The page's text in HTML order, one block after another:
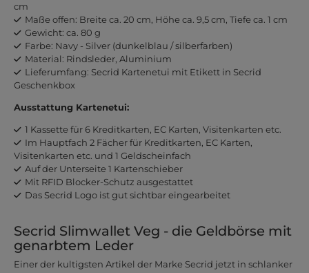
cm
Maße offen: Breite ca. 20 cm, Höhe ca. 9,5 cm, Tiefe ca. 1 cm
Gewicht: ca. 80 g
Farbe: Navy - Silver (dunkelblau / silberfarben)
Material: Rindsleder, Aluminium
Lieferumfang: Secrid Kartenetui mit Etikett in Secrid
Geschenkbox
Ausstattung Kartenetui:
1 Kassette für 6 Kreditkarten, EC Karten, Visitenkarten etc.
Im Hauptfach 2 Fächer für Kreditkarten, EC Karten,
Visitenkarten etc. und 1 Geldscheinfach
Auf der Unterseite 1 Kartenschieber
Mit RFID Blocker-Schutz ausgestattet
Das Secrid Logo ist gut sichtbar eingearbeitet
Secrid Slimwallet Veg - die Geldbörse mit
genarbtem Leder
Einer der kultigsten Artikel der Marke Secrid jetzt in schlanker